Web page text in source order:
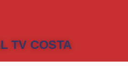
TV COSTA